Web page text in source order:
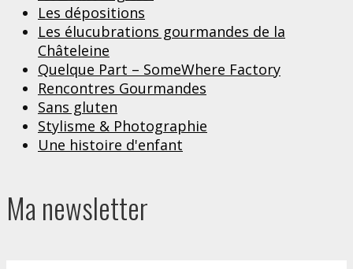
Les dépositions
Les élucubrations gourmandes de la
Châteleine
Quelque Part – SomeWhere Factory
Rencontres Gourmandes
Sans gluten
Stylisme & Photographie
Une histoire d'enfant
Ma newsletter